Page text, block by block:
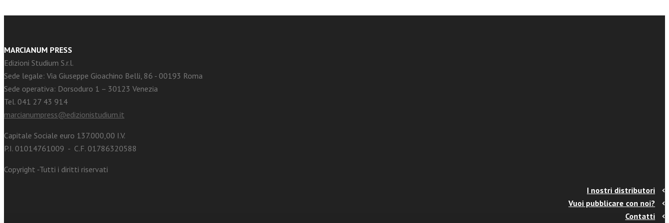
MARCIANUM PRESS
Edizioni Studium S.r.l.
Sede legale: Via Giuseppe Gioachino Belli, 86 - 00193 Roma
Sede operativa: Dorsoduro 1 – 30123 Venezia
Tel. 041 27 43 914
marcianumpress@edizionistudium.it
Capitale Sociale euro 137.000,00 I.V.
P.I. 01014761009 - C.F. 01786320588
Copyright -Tutti i diritti riservati
I nostri distributori
Vuoi pubblicare con noi?
Contatti